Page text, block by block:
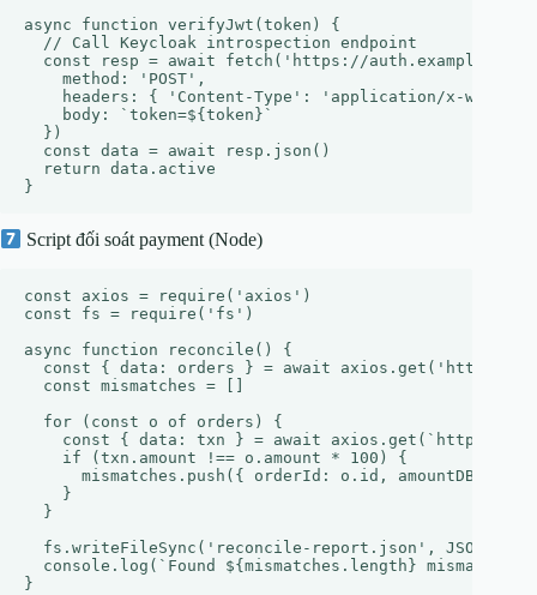
async function verifyJwt(token) {
  // Call Keycloak introspection endpoint
const resp = await fetch('https://
    method: 'POST',
headers: { 'Content-Type': 'application/x-www-
    body: `token=${token}`
  })
  const data = await resp.json()
  return data.active
Script đối soát payment (Node)
const axios = require('axios')
const fs = require('fs')
async function reconcile() {
const { data: orders } = await axios.get('https://
  const mismatches = []
  for (const o of orders) {
const { data: txn } = await axios.get(`https://
    if (txn.amount !== o.amount * 100) {
mismatches.push({ orderId: o.id, amountDB:
    }
  }
fs.writeFileSync('reconcile-report.json',
console.log(`Found ${mismatches.length}
}